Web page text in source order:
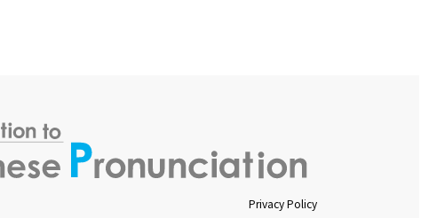
Privacy Policy